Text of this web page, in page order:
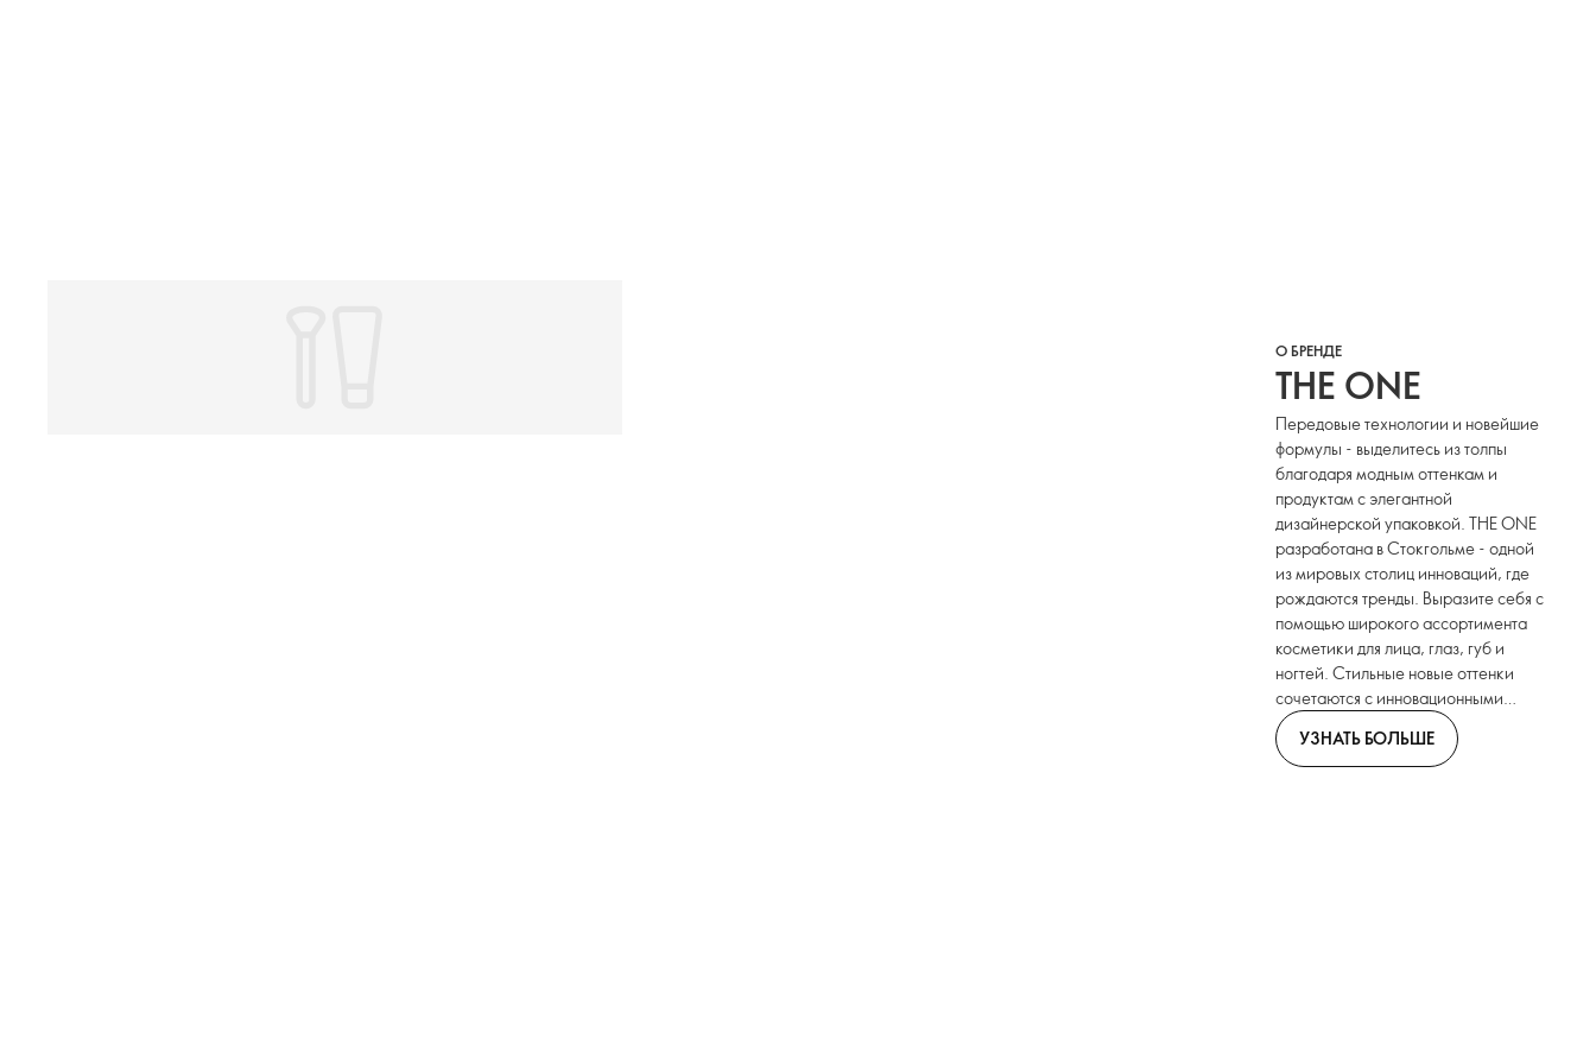
О БРЕНДЕ
THE ONE
Передовые технологии и новейшие
формулы - выделитесь из толпы
благодаря модным оттенкам и
продуктам с элегантной
дизайнерской упаковкой. THE ONE
разработана в Стокгольме - одной
из мировых столиц инноваций, где
рождаются тренды. Выразите себя с
помощью широкого ассортимента
косметики для лица, глаз, губ и
ногтей. Стильные новые оттенки
сочетаются с инновационными
форматами.
УЗНАТЬ БОЛЬШЕ